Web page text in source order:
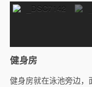
健身房
健身房就在泳池旁边，